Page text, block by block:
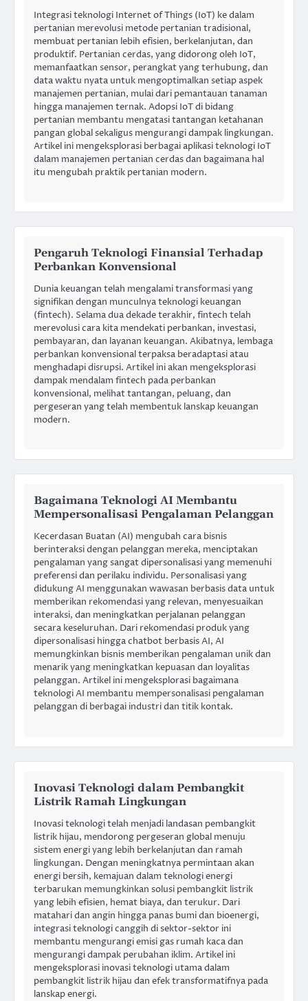
Integrasi teknologi Internet of Things (IoT) ke dalam
pertanian merevolusi metode pertanian tradisional,
membuat pertanian lebih efisien, berkelanjutan, dan
produktif. Pertanian cerdas, yang didorong oleh IoT,
memanfaatkan sensor, perangkat yang terhubung, dan
data waktu nyata untuk mengoptimalkan setiap aspek
manajemen pertanian, mulai dari pemantauan tanaman
hingga manajemen ternak. Adopsi IoT di bidang
pertanian membantu mengatasi tantangan ketahanan
pangan global sekaligus mengurangi dampak lingkungan.
Artikel ini mengeksplorasi berbagai aplikasi teknologi IoT
dalam manajemen pertanian cerdas dan bagaimana hal
itu mengubah praktik pertanian modern.
Pengaruh Teknologi Finansial Terhadap
Perbankan Konvensional
Dunia keuangan telah mengalami transformasi yang
signifikan dengan munculnya teknologi keuangan
(fintech). Selama dua dekade terakhir, fintech telah
merevolusi cara kita mendekati perbankan, investasi,
pembayaran, dan layanan keuangan. Akibatnya, lembaga
perbankan konvensional terpaksa beradaptasi atau
menghadapi disrupsi. Artikel ini akan mengeksplorasi
dampak mendalam fintech pada perbankan
konvensional, melihat tantangan, peluang, dan
pergeseran yang telah membentuk lanskap keuangan
modern.
Bagaimana Teknologi AI Membantu
Mempersonalisasi Pengalaman Pelanggan
Kecerdasan Buatan (AI) mengubah cara bisnis
berinteraksi dengan pelanggan mereka, menciptakan
pengalaman yang sangat dipersonalisasi yang memenuhi
preferensi dan perilaku individu. Personalisasi yang
didukung AI menggunakan wawasan berbasis data untuk
memberikan rekomendasi yang relevan, menyesuaikan
interaksi, dan meningkatkan perjalanan pelanggan
secara keseluruhan. Dari rekomendasi produk yang
dipersonalisasi hingga chatbot berbasis AI, AI
memungkinkan bisnis memberikan pengalaman unik dan
menarik yang meningkatkan kepuasan dan loyalitas
pelanggan. Artikel ini mengeksplorasi bagaimana
teknologi AI membantu mempersonalisasi pengalaman
pelanggan di berbagai industri dan titik kontak.
Inovasi Teknologi dalam Pembangkit
Listrik Ramah Lingkungan
Inovasi teknologi telah menjadi landasan pembangkit
listrik hijau, mendorong pergeseran global menuju
sistem energi yang lebih berkelanjutan dan ramah
lingkungan. Dengan meningkatnya permintaan akan
energi bersih, kemajuan dalam teknologi energi
terbarukan memungkinkan solusi pembangkit listrik
yang lebih efisien, hemat biaya, dan terukur. Dari
matahari dan angin hingga panas bumi dan bioenergi,
integrasi teknologi canggih di sektor-sektor ini
membantu mengurangi emisi gas rumah kaca dan
mengurangi dampak perubahan iklim. Artikel ini
mengeksplorasi inovasi teknologi utama dalam
pembangkit listrik hijau dan efek transformatifnya pada
lanskap energi.